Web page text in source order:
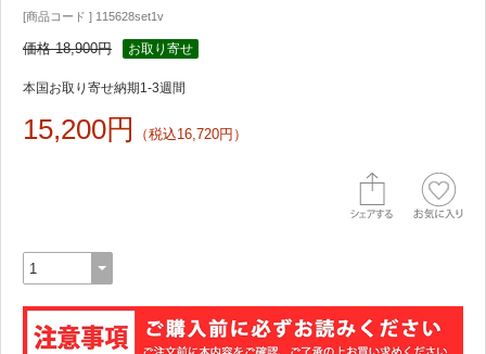
[商品コード ] 115628set1v
価格 18,900円 お取り寄せ
本国お取り寄せ納期1-3週間
15,200円 （税込16,720円）